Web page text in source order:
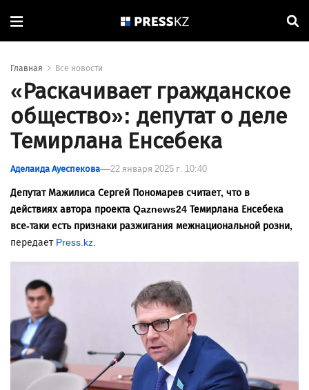
Главная Все новости
«Раскачивает гражданское
общество»: депутат о деле
Темирлана Енсебека
Аделаида Ауеспекова 22 января 2025 г. 10:40
Депутат Мажилиса Сергей Пономарев считает, что в
действиях автора проекта Qaznews24 Темирлана Енсебека
все-таки есть признаки разжигания межнациональной розни,
передает Press.kz.